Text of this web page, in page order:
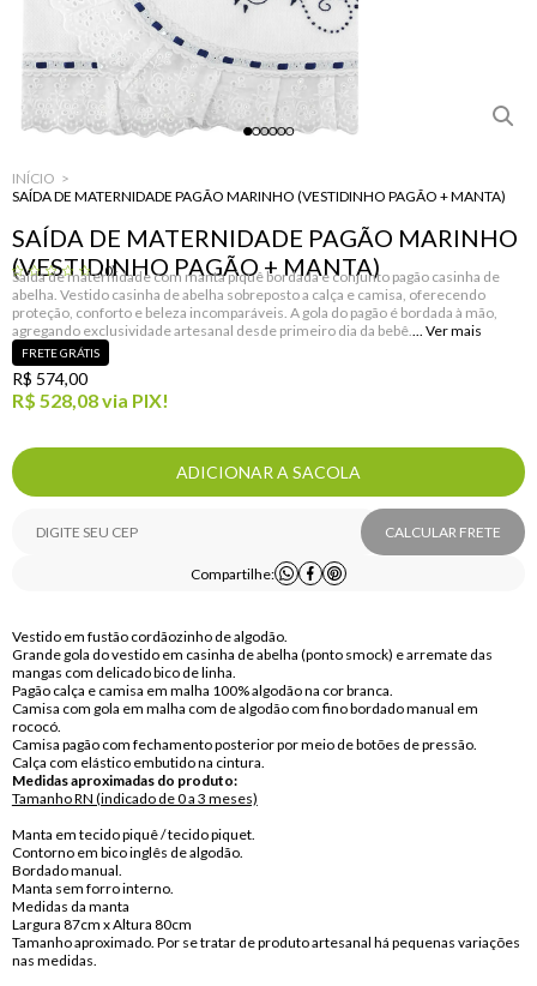
INÍCIO
SAÍDA DE MATERNIDADE PAGÃO MARINHO (VESTIDINHO PAGÃO + MANTA)
SAÍDA DE MATERNIDADE PAGÃO MARINHO
(VESTIDINHO PAGÃO + MANTA)
(0)
Saída de maternidade com manta piquê bordada e conjunto pagão casinha de
abelha. Vestido casinha de abelha sobreposto a calça e camisa, oferecendo
proteção, conforto e beleza incomparáveis. A gola do pagão é bordada à mão,
agregando exclusividade artesanal desde primeiro dia da bebê.
FRETE GRÁTIS
R$ 528,08via PIX!
R$ 574,00
ADICIONAR A SACOLA
CALCULAR FRETE
Compartilhe:
Vestido em fustão cordãozinho de algodão.
Grande gola do vestido em casinha de abelha (ponto smock) e arremate das
mangas com delicado bico de linha.
Pagão calça e camisa em malha 100% algodão na cor branca.
Camisa com gola em malha com de algodão com fino bordado manual em
rococó.
Camisa pagão com fechamento posterior por meio de botões de pressão.
Calça com elástico embutido na cintura.
Medidas aproximadas do produto:
Tamanho RN (indicado de 0 a 3 meses)
Manta em tecido piquê / tecido piquet.
Contorno em bico inglês de algodão.
Bordado manual.
Manta sem forro interno.
Medidas da manta
Largura 87cm x Altura 80cm
Tamanho aproximado. Por se tratar de produto artesanal há pequenas variações
nas medidas.